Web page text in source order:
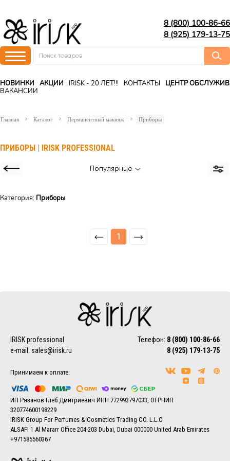
8 (800) 100-86-66
8 (925) 179-13-75
НОВИНКИ АКЦИИ IRISK - 20 ЛЕТ!!! КОНТАКТЫ
ЦЕНТР
ВАКАНСИИ
Главная Каталог Перманентный макияж Приборы
ПРИБОРЫ | IRISK PROFESSIONAL
Популярные
Категория: Приборы
1
IRISK professional Телефон: 8 (800) 100-86-66
8 (925) 179-13-75
e-mail: sales@irisk.ru
Принимаем к оплате:
ИП Рязанов Глеб Дмитриевич ИНН 772993797033, ОГРНИП
320774600198229
IRISK Group For Perfumes & Cosmetics Trading CO. L.L.C
ALSAFI 1 Al Mararr Office 204-203 Dubai, Dubai 000000 United Arab Emirates
+971585560367